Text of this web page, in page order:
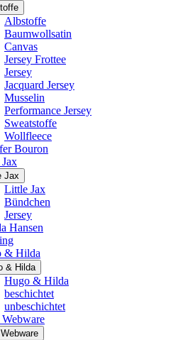
Albstoffe
Baumwollsatin
Canvas
Jersey Frottee
Jersey
Jacquard Jersey
Musselin
Performance Jersey
Sweatstoffe
Wollfleece
Bouron
Jax
Little Jax
Bündchen
Jersey
Hansen
& Hilda
& Hilda
Hugo & Hilda
beschichtet
unbeschichtet